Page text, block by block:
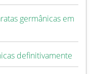
germânicas em
definitivamente